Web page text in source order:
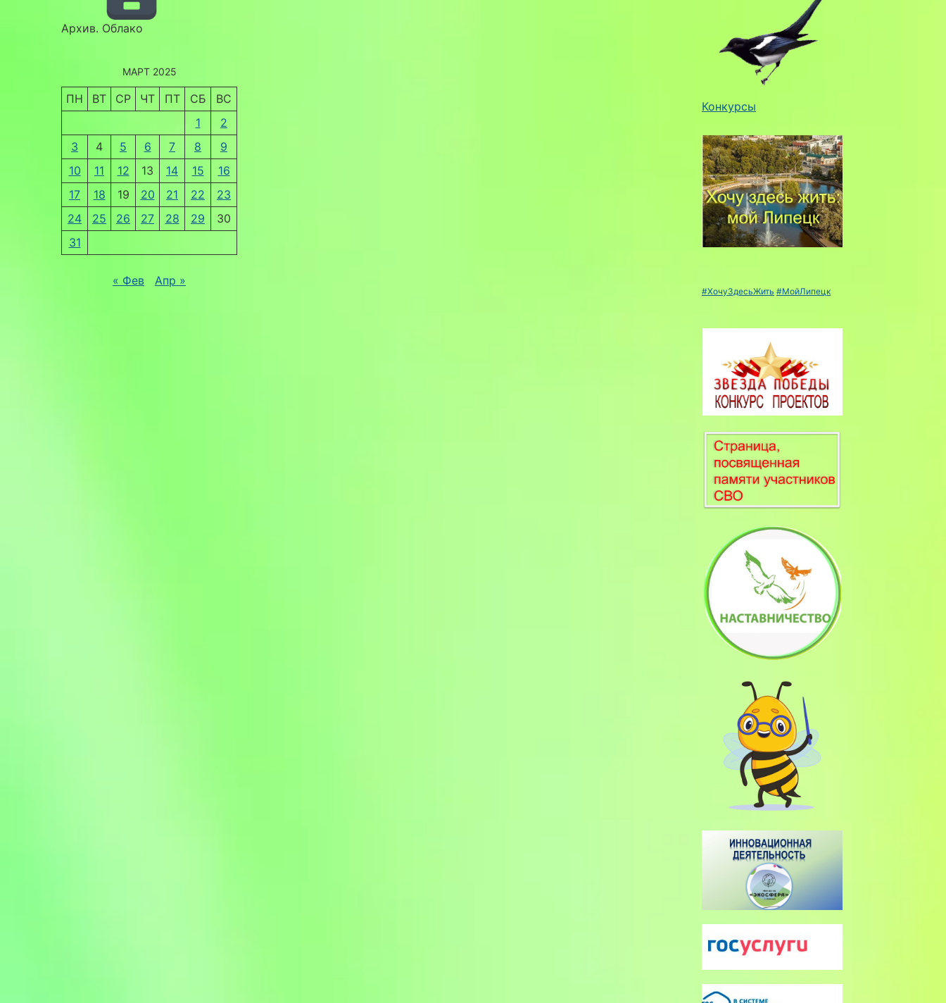
Архив. Облако
МАРТ 2025
ПН ВТ СР ЧТ ПТ СБ
ВС
1
2
3
4 5 6 7 8
9
10
11 12 13 14 15
16
17
18 19 20 21 22
23
24
25 26 27 28 29
30
31
« Фев Апр »
Конкурсы
#ХочуЗдесьЖить #МойЛипецк